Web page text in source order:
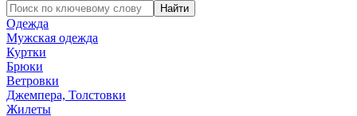
Найти
Одежда
Мужская одежда
Куртки
Брюки
Ветровки
Джемпера, Толстовки
Жилеты